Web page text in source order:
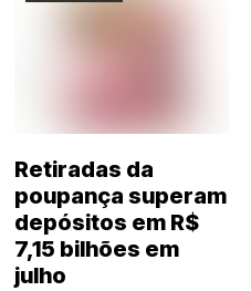
Retiradas da
poupança superam
depósitos em R$
7,15 bilhões em
julho